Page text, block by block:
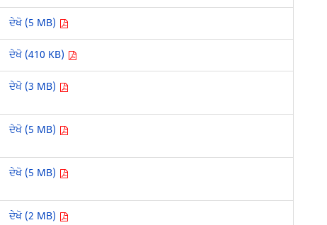
ਦੇਖੋ (5 MB)
ਦੇਖੋ (410 KB)
ਦੇਖੋ (3 MB)
ਦੇਖੋ (5 MB)
ਦੇਖੋ (5 MB)
ਦੇਖੋ (2 MB)